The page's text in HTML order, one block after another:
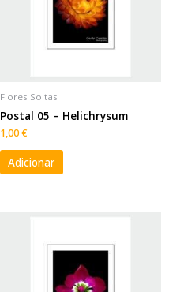
Flores Soltas
Postal 05 – Helichrysum
1,00€
Adicionar